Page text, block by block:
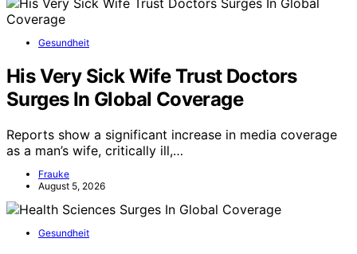
Gesundheit
His Very Sick Wife Trust Doctors
Surges In Global Coverage
Reports show a significant increase in media coverage
as a man’s wife, critically ill,…
Frauke
August 5, 2026
Gesundheit